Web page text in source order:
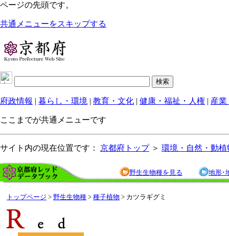
ページの先頭です。
共通メニューをスキップする
府政情報 | 暮らし・環境 | 教育・文化 | 健康・福祉・人権 | 産業
ここまでが共通メニューです
サイト内の現在位置です： 京都府トップ＞ 環境・自然・動植
野生生物種を見る 地形･
トップページ > 野生生物種 > 種子植物 > カツラギグミ